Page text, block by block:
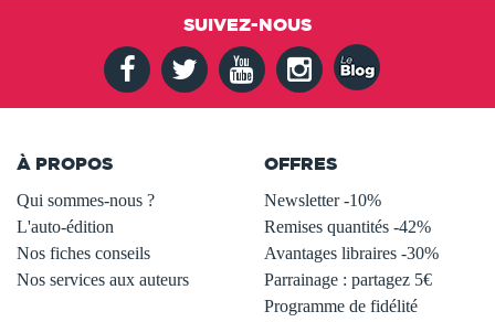
SUIVEZ-NOUS
À PROPOS
Qui sommes-nous ?
L'auto-édition
Nos fiches conseils
Nos services aux auteurs
OFFRES
Newsletter -10%
Remises quantités -42%
Avantages libraires -30%
Parrainage : partagez 5€
Programme de fidélité